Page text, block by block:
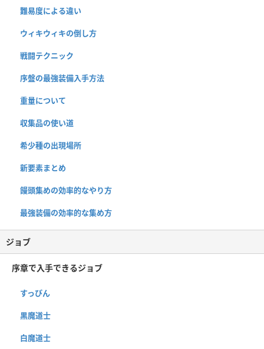
難易度による違い
ウィキウィキの倒し方
戦闘テクニック
序盤の最強装備入手方法
重量について
収集品の使い道
希少種の出現場所
新要素まとめ
饅頭集めの効率的なやり方
最強装備の効率的な集め方
ジョブ
序章で入手できるジョブ
すっぴん
黒魔道士
白魔道士